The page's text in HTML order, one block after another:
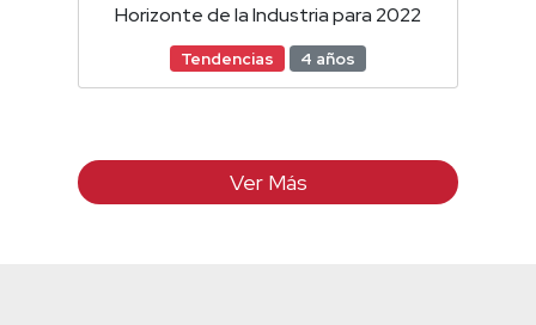
Horizonte de la Industria para 2022
Tendencias 4 años
Ver Más